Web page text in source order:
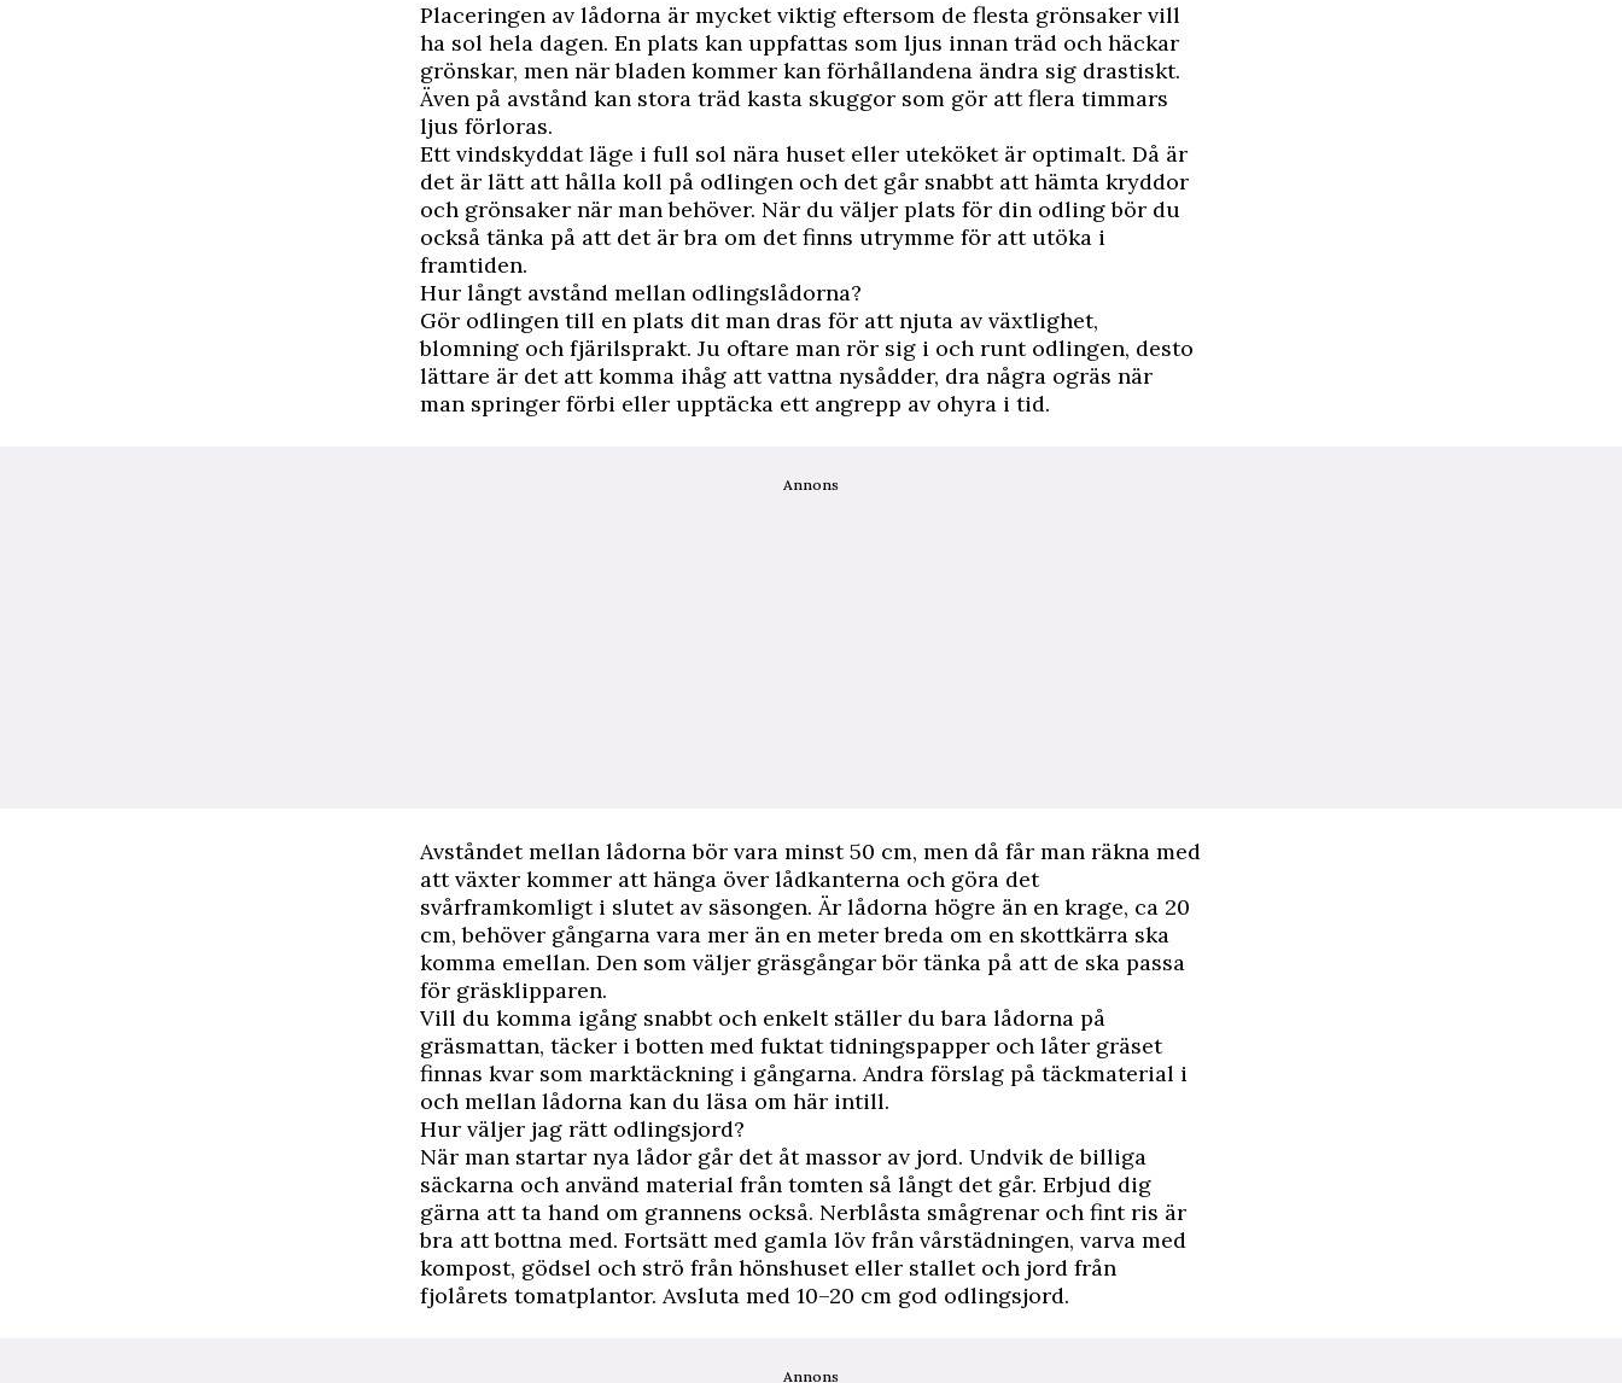
Placeringen av lådorna är mycket viktig eftersom de flesta grönsaker vill
ha sol hela dagen. En plats kan uppfattas som ljus innan träd och häckar
grönskar, men när bladen kommer kan förhållandena ändra sig drastiskt.
Även på avstånd kan stora träd kasta skuggor som gör att flera timmars
ljus förloras.
Ett vindskyddat läge i full sol nära huset eller uteköket är optimalt. Då är
det är lätt att hålla koll på odlingen och det går snabbt att hämta kryddor
och grönsaker när man behöver. När du väljer plats för din odling bör du
också tänka på att det är bra om det finns utrymme för att utöka i
framtiden.
Hur långt avstånd mellan odlingslådorna?
Gör odlingen till en plats dit man dras för att njuta av växtlighet,
blomning och fjärilsprakt. Ju oftare man rör sig i och runt odlingen, desto
lättare är det att komma ihåg att vattna nysådder, dra några ogräs när
man springer förbi eller upptäcka ett angrepp av ohyra i tid.
Annons
Avståndet mellan lådorna bör vara minst 50 cm, men då får man räkna med
att växter kommer att hänga över lådkanterna och göra det
svårframkomligt i slutet av säsongen. Är lådorna högre än en krage, ca 20
cm, behöver gångarna vara mer än en meter breda om en skottkärra ska
komma emellan. Den som väljer gräsgångar bör tänka på att de ska passa
för gräsklipparen.
Vill du komma igång snabbt och enkelt ställer du bara lådorna på
gräsmattan, täcker i botten med fuktat tidningspapper och låter gräset
finnas kvar som marktäckning i gångarna. Andra förslag på täckmaterial i
och mellan lådorna kan du läsa om här intill.
Hur väljer jag rätt odlingsjord?
När man startar nya lådor går det åt massor av jord. Undvik de billiga
säckarna och använd material från tomten så långt det går. Erbjud dig
gärna att ta hand om grannens också. Nerblåsta smågrenar och fint ris är
bra att bottna med. Fortsätt med gamla löv från vårstädningen, varva med
kompost, gödsel och strö från hönshuset eller stallet och jord från
fjolårets tomatplantor. Avsluta med 10–20 cm god odlingsjord.
Annons